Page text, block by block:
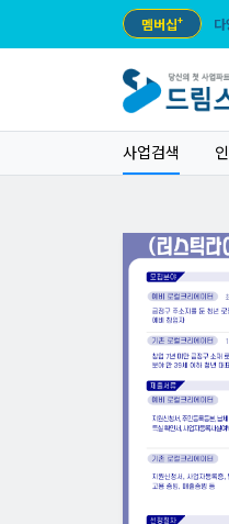
멤버십+
사업검색